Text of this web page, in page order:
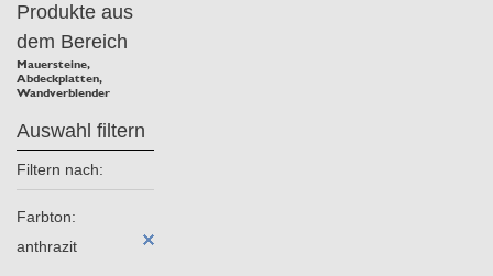
Produkte aus
dem Bereich
Mauersteine,
Abdeckplatten,
Wandverblender
Auswahl filtern
Filtern nach:
Farbton:
anthrazit